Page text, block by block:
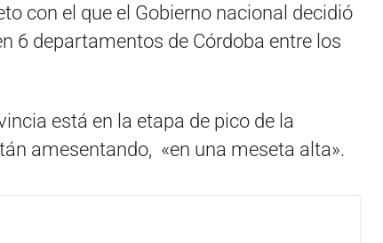
con el que el Gobierno nacional decidió
6 departamentos de Córdoba entre los
está en la etapa de pico de la
amesentando, «en una meseta alta».